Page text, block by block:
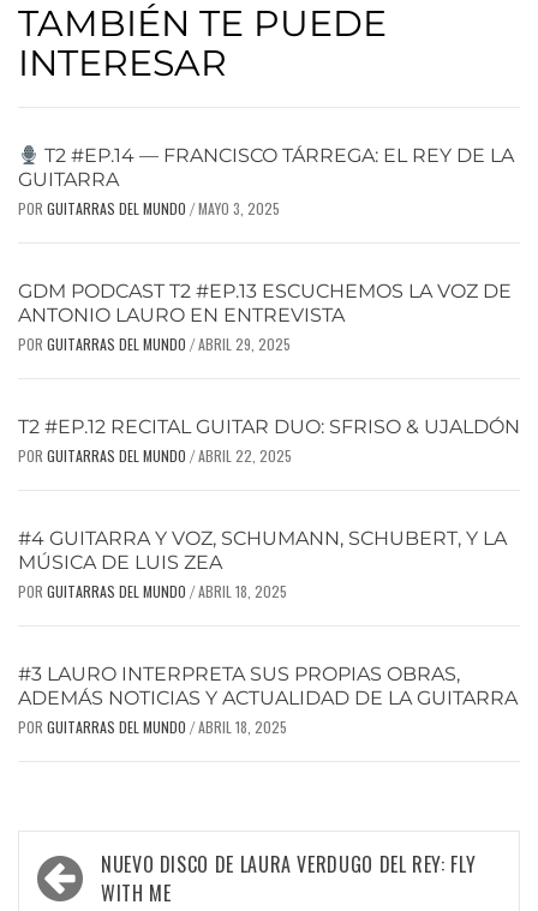
TAMBIÉN TE PUEDE
INTERESAR
T2 #EP.14 — FRANCISCO TÁRREGA: EL REY DE LA
GUITARRA
POR GUITARRAS DEL MUNDO / MAYO 3, 2025
GDM PODCAST T2 #EP.13 ESCUCHEMOS LA VOZ DE
ANTONIO LAURO EN ENTREVISTA
POR GUITARRAS DEL MUNDO / ABRIL 29, 2025
T2 #EP.12 RECITAL GUITAR DUO: SFRISO & UJALDÓN
POR GUITARRAS DEL MUNDO / ABRIL 22, 2025
#4 GUITARRA Y VOZ, SCHUMANN, SCHUBERT, Y LA
MÚSICA DE LUIS ZEA
POR GUITARRAS DEL MUNDO / ABRIL 18, 2025
#3 LAURO INTERPRETA SUS PROPIAS OBRAS,
ADEMÁS NOTICIAS Y ACTUALIDAD DE LA GUITARRA
POR GUITARRAS DEL MUNDO / ABRIL 18, 2025
NUEVO DISCO DE LAURA VERDUGO DEL REY: FLY
WITH ME